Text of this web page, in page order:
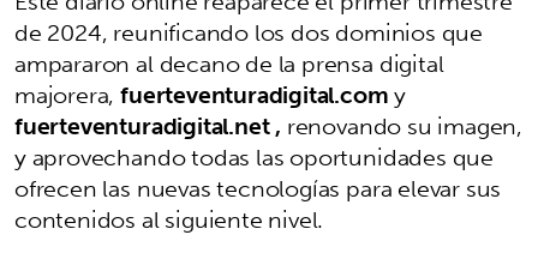
de 2024, reunificando los dos dominios que
ampararon al decano de la prensa digital
majorera,fuerteventuradigital.comy
fuerteventuradigital.net , renovando su imagen,
y aprovechando todas las oportunidades que
ofrecen las nuevas tecnologías para elevar sus
contenidos al siguiente nivel.